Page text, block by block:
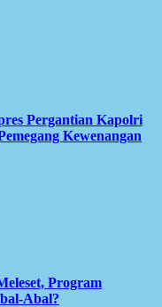
Pergantian Kapolri
Kewenangan
Program
Abal?